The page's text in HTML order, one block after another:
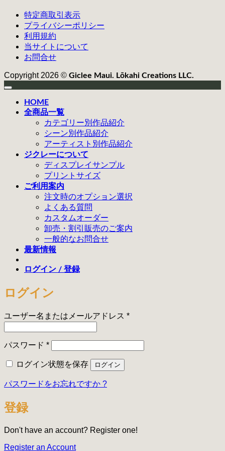
特定商取引表示
プライバシーポリシー
利用規約
当サイトについて
お問合せ
Copyright 2026 © Giclee Maui. Lōkahi Creations LLC.
HOME
全商品一覧
カテゴリー別作品紹介
シーン別作品紹介
アーティスト別作品紹介
ジクレーについて
ディスプレイサンプル
プリントサイズ
ご利用案内
注文時のオプション選択
よくある質問
カスタムオーダー
卸売・割引販売のご案内
一般的なお問合せ
最新情報
ログイン / 登録
ログイン
ユーザー名またはメールアドレス *必
パスワード *必
ログイン状態を保存
ログイン
パスワードをお忘れですか ?
登録
Don't have an account? Register one!
Register an Account